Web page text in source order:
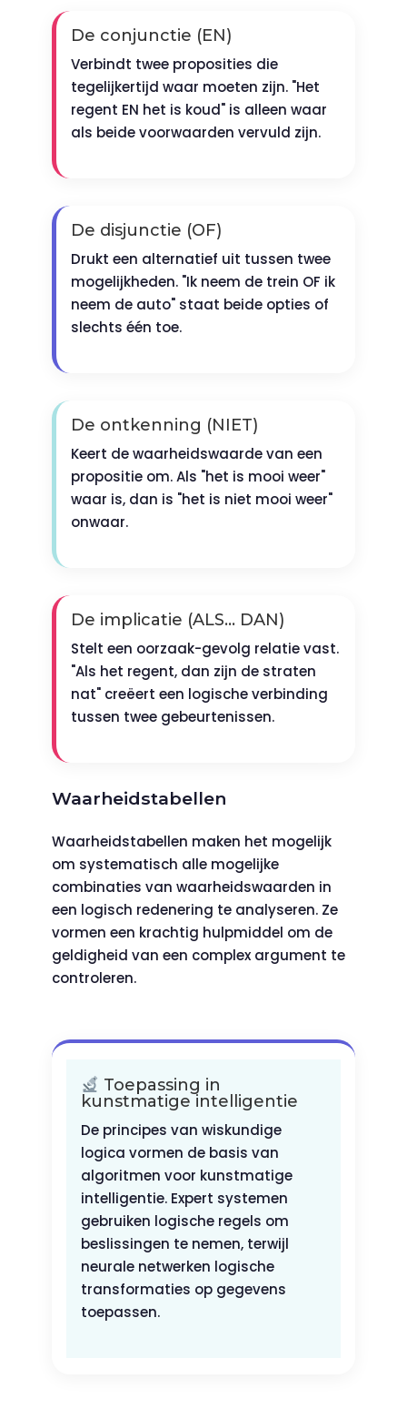
De conjunctie (EN)
Verbindt twee proposities die
tegelijkertijd waar moeten zijn. "Het
regent EN het is koud" is alleen waar
als beide voorwaarden vervuld zijn.
De disjunctie (OF)
Drukt een alternatief uit tussen twee
mogelijkheden. "Ik neem de trein OF ik
neem de auto" staat beide opties of
slechts één toe.
De ontkenning (NIET)
Keert de waarheidswaarde van een
propositie om. Als "het is mooi weer"
waar is, dan is "het is niet mooi weer"
onwaar.
De implicatie (ALS... DAN)
Stelt een oorzaak-gevolg relatie vast.
"Als het regent, dan zijn de straten
nat" creëert een logische verbinding
tussen twee gebeurtenissen.
Waarheidstabellen
Waarheidstabellen maken het mogelijk
om systematisch alle mogelijke
combinaties van waarheidswaarden in
een logisch redenering te analyseren. Ze
vormen een krachtig hulpmiddel om de
geldigheid van een complex argument te
controleren.
Toepassing in
kunstmatige intelligentie
De principes van wiskundige
logica vormen de basis van
algoritmen voor kunstmatige
intelligentie. Expert systemen
gebruiken logische regels om
beslissingen te nemen, terwijl
neurale netwerken logische
transformaties op gegevens
toepassen.